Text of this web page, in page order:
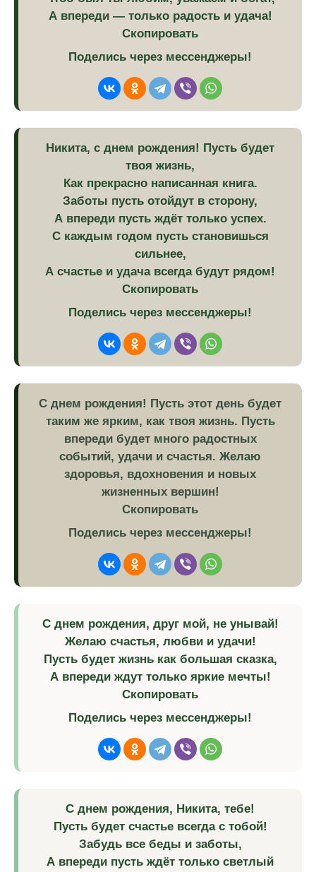
А впереди — только радость и удача!
Скопировать
Поделись через мессенджеры!
Никита, с днем рождения! Пусть будет
твоя жизнь,
Как прекрасно написанная книга.
Заботы пусть отойдут в сторону,
А впереди пусть ждёт только успех.
С каждым годом пусть становишься
сильнее,
А счастье и удача всегда будут рядом!
Скопировать
Поделись через мессенджеры!
С днем рождения! Пусть этот день будет
таким же ярким, как твоя жизнь. Пусть
впереди будет много радостных
событий, удачи и счастья. Желаю
здоровья, вдохновения и новых
жизненных вершин!
Скопировать
Поделись через мессенджеры!
С днем рождения, друг мой, не унывай!
Желаю счастья, любви и удачи!
Пусть будет жизнь как большая сказка,
А впереди ждут только яркие мечты!
Скопировать
Поделись через мессенджеры!
С днем рождения, Никита, тебе!
Пусть будет счастье всегда с тобой!
Забудь все беды и заботы,
А впереди пусть ждёт только светлый